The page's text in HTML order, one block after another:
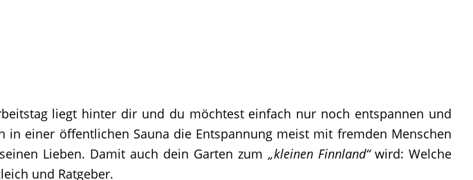
liegt hinter dir und du möchtest einfach nur noch entspannen und
einer öffentlichen Sauna die Entspannung meist mit fremden Menschen
Lieben. Damit auch dein Garten zum „kleinen Finnland“wird: Wel­che
und Rat­ge­ber.